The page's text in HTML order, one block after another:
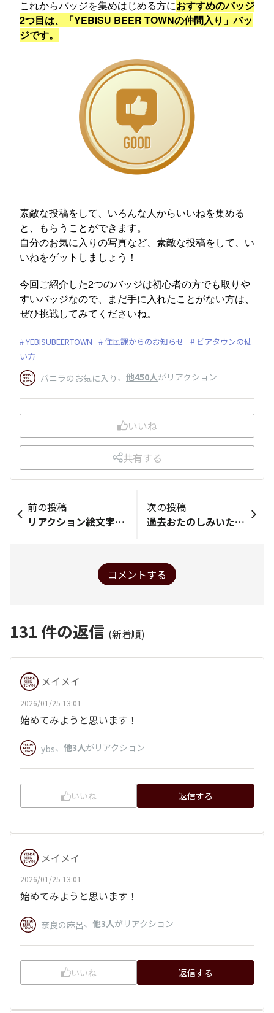
これからバッジを集めはじめる方におすすめのバッジ
2つ目は、「YEBISU BEER TOWNの仲間入り」バッ
ジです。
素敵な投稿をして、いろんな人からいいねを集める
と、もらうことができます。
自分のお気に入りの写真など、素敵な投稿をして、い
いねをゲットしましょう！
今回ご紹介した2つのバッジは初心者の方でも取りや
すいバッジなので、まだ手に入れたことがない方は、
ぜひ挑戦してみてくださいね。
YEBISUBEERTOWN 住民課からのお知らせ
ビアタウンの使
い方
バニラのお気に入り 、 他450人がリアクション
いいね
共有する
前の投稿
リアクション絵文字が追加されました！
次の投稿
過去おたのしみいただいたトークルーム一覧（※投稿はしていただけません）
コメントする
131 件の返信 (新着順)
メイメイ
2026/01/25 13:01
始めてみようと思います！
ybs、 他3人がリアクション
いいね 返信する
メイメイ
2026/01/25 13:01
始めてみようと思います！
奈良の麻呂、 他3人がリアクション
いいね 返信する